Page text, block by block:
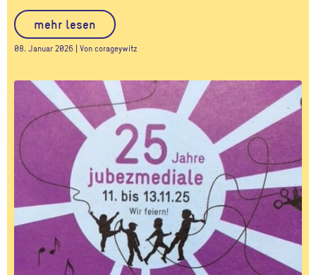
mehr lesen
08. Januar 2026 | Von corageywitz